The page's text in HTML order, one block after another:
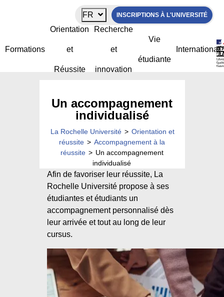
FR INSCRIPTIONS À L'UNIVERSITÉ
Formations
Orientation
et
Réussite
Recherche
et
innovation
Vie
étudiante
International
Un accompagnement
individualisé
La Rochelle Université > Orientation et
réussite > Accompagnement à la
réussite > Un accompagnement
individualisé
Afin de favoriser leur réussite, La
Rochelle Université propose à ses
étudiantes et étudiants un
accompagnement personnalisé dès
leur arrivée et tout au long de leur
cursus.
Panneau de gestion des cookies